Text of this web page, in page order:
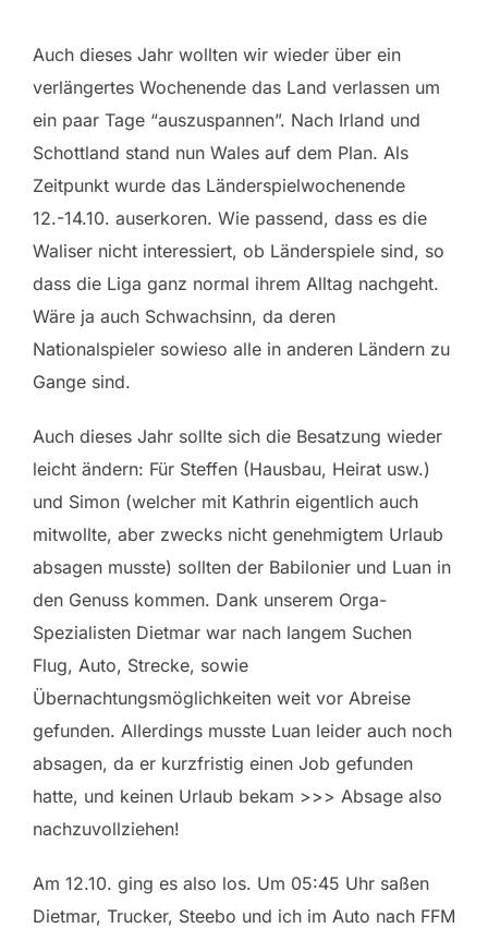
Auch dieses Jahr wollten wir wieder über ein
verlängertes Wochenende das Land verlassen um
ein paar Tage “auszuspannen”. Nach Irland und
Schottland stand nun Wales auf dem Plan. Als
Zeitpunkt wurde das Länderspielwochenende
12.-14.10. auserkoren. Wie passend, dass es die
Waliser nicht interessiert, ob Länderspiele sind, so
dass die Liga ganz normal ihrem Alltag nachgeht.
Wäre ja auch Schwachsinn, da deren
Nationalspieler sowieso alle in anderen Ländern zu
Gange sind.
Auch dieses Jahr sollte sich die Besatzung wieder
leicht ändern: Für Steffen (Hausbau, Heirat usw.)
und Simon (welcher mit Kathrin eigentlich auch
mitwollte, aber zwecks nicht genehmigtem Urlaub
absagen musste) sollten der Babilonier und Luan in
den Genuss kommen. Dank unserem Orga-
Spezialisten Dietmar war nach langem Suchen
Flug, Auto, Strecke, sowie
Übernachtungsmöglichkeiten weit vor Abreise
gefunden. Allerdings musste Luan leider auch noch
absagen, da er kurzfristig einen Job gefunden
hatte, und keinen Urlaub bekam >>> Absage also
nachzuvollziehen!
Am 12.10. ging es also los. Um 05:45 Uhr saßen
Dietmar, Trucker, Steebo und ich im Auto nach FFM